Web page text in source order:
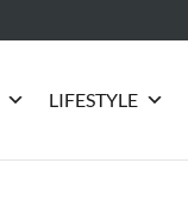
LIFESTYLE